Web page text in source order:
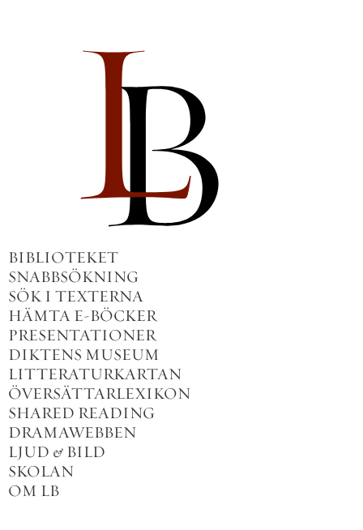
BIBLIOTEKET
SNABBSÖKNING
SÖK I TEXTERNA
HÄMTA E-BÖCKER
PRESENTATIONER
DIKTENS MUSEUM
LITTERATURKARTAN
ÖVERSÄTTARLEXIKON
SHARED READING
DRAMAWEBBEN
LJUD & BILD
SKOLAN
OM LB